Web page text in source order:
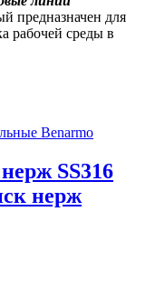
предназначен для
рабочей среды в
Benarmo
SS316
нерж